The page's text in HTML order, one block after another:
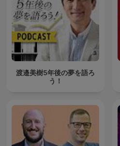
渡邉美樹5年後の夢を語ろ
う！